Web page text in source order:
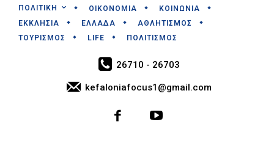
ΠΟΛΙΤΙΚΗ ΟΙΚΟΝΟΜΙΑ
ΚΟΙΝΩΝΙΑ
ΕΚΚΛΗΣΙΑ
ΕΛΛΑΔΑ
ΑΘΛΗΤΙΣΜΟΣ
ΤΟΥΡΙΣΜΟΣ
LIFE ΠΟΛΙΤΙΣΜΟΣ
26710 - 26703
kefaloniafocus1@gmail.com